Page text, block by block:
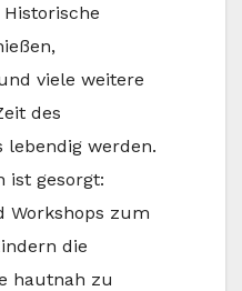
viele weitere
des
lebendig werden.
ist gesorgt:
Workshops zum
die
hautnah zu